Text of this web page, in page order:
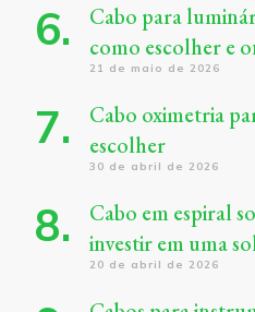
Cabo para
como escolher e
21 de maio de 2026
Cabo oximetria
escolher
30 de abril de 2026
Cabo em espiral
investir em uma
20 de abril de 2026